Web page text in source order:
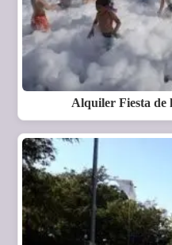
Alquiler Fiesta de